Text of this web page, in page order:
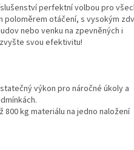
perfektní volbou pro
otáčení, s vysokým
nebo venku na zpevněných i
svou efektivitu!
výkon pro náročné úkoly a
800 kg materiálu na jedno naložení